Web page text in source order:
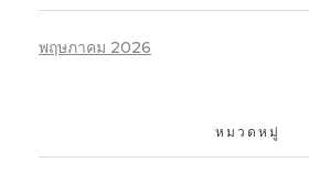
พฤษภาคม 2026
หมวดหมู่